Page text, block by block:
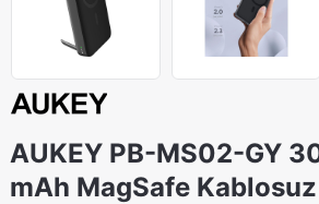
AUKEY PB-MS02-GY
mAh MagSafe